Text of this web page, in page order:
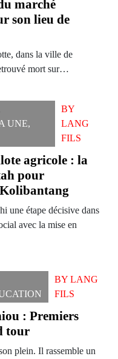
marché
son lieu de
dans la ville de
mort sur…
UNE,
BY
LANG
FILS
agricole : la
pour
une étape décisive dans
avec la mise en
BY LANG
FILS
: Premiers
tour
plein. Il rassemble un